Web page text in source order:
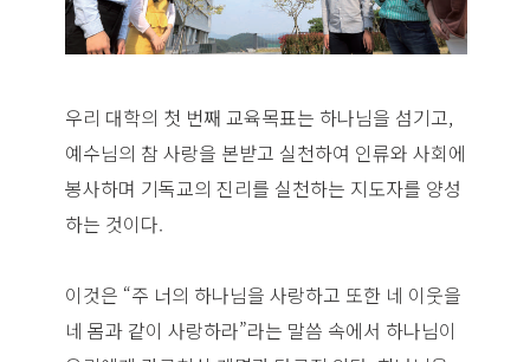
우리 대학의 첫 번째 교육목표는 하나님을 섬기고,
예수님의 참 사랑을 본받고 실천하여 인류와 사회에
봉사하며 기독교의 진리를 실천하는 지도자를 양성
하는 것이다.
이것은 “주 너의 하나님을 사랑하고 또한 네 이웃을
네 몸과 같이 사랑하라”라는 말씀 속에서 하나님이